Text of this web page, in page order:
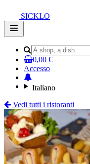
SICKLO
Open
main
0,00 €
Accesso
Italiano
Vedi tutti i ristoranti